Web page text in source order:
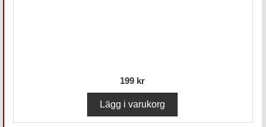
199 kr